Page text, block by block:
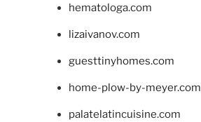
hematologa.com
lizaivanov.com
guesttinyhomes.com
home-plow-by-meyer.com
palatelatincuisine.com